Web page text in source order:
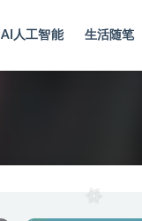
AI人工智能 生活随笔